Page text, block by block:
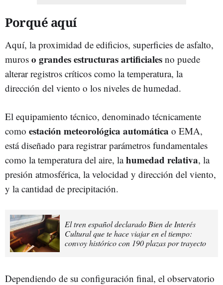
Porqué aquí
Aquí, la proximidad de edificios, superficies de asfalto,
muros o grandes estructuras artificiales no puede
alterar registros críticos como la temperatura, la
dirección del viento o los niveles de humedad.
El equipamiento técnico, denominado técnicamente
como estación meteorológica automática o EMA,
está diseñado para registrar parámetros fundamentales
como la temperatura del aire, lahumedad relativa, la
presión atmosférica, la velocidad y dirección del viento,
y la cantidad de precipitación.
El tren español declarado Bien de Interés
Cultural que te hace viajar en el tiempo:
convoy histórico con 190 plazas por trayecto
Dependiendo de su configuración final, el observatorio